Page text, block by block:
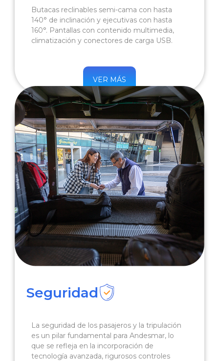
Butacas reclinables semi-cama con hasta
140° de inclinación y ejecutivas con hasta
160°. Pantallas con contenido multimedia,
climatización y conectores de carga USB.
VER MÁS
Seguridad
La seguridad de los pasajeros y la tripulación
es un pilar fundamental para Andesmar, lo
que se refleja en la incorporación de
tecnología avanzada, rigurosos controles